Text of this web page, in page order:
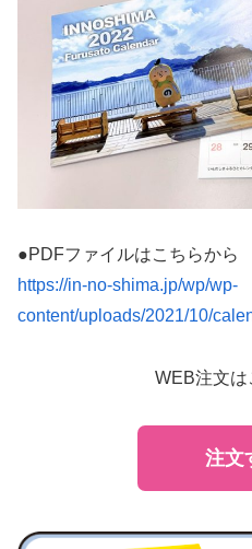
●PDFファイルはこちらから
https://in-no-shima.jp/wp/wp-
content/uploads/2021/10/
WEB注文は
注文